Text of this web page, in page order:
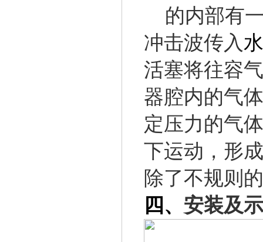
的内部有
冲击波传入
活塞将往容
器腔内的气
定压力的气
下运动，形
除了不规则
四、 安装及